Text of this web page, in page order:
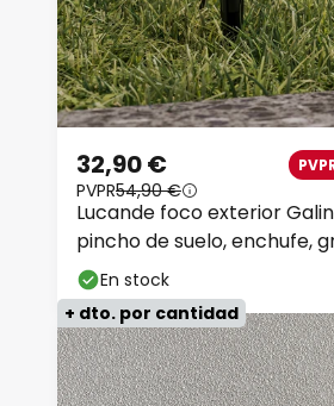
Lucande foco exterior
pincho de suelo, enchufe,
cm
32,90 €
PVPR54,90 €
En stock
+ dto. por cantidad